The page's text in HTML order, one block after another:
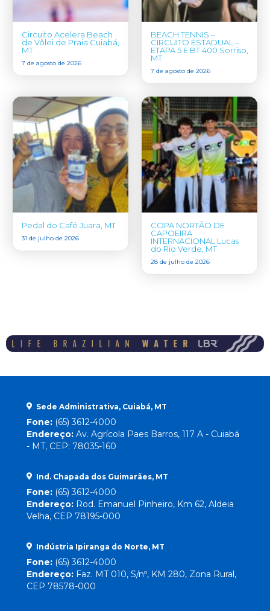
Circuito Acelera Beach
de Vôlei de Praia Cuiabá,
MT
7 de agosto de 2026
BEACH TENNIS –
CIRCUITO ESTADUAL –
ETAPA 5 E BT 400 Sorriso,
MT
7 de agosto de 2026
Pedal do Café Juara, MT
31 de julho de 2026
COPA NORTÃO DE
CAPOEIRA
INTERNACIONAL Lucas
do Rio Verde, MT
28 de julho de 2026
Sede Administrativa, Cuiabá, MT
Fone: (65) 3612-4000
Endereço: Av. Agrícola Paes Barros, 117 A - Cuiabá
- MT, CEP: 78035-160
Ind. Chapada dos Guimarães, MT
Fone: (65) 3612-4000
Endereço: Rod. Emanuel Pinheiro, Km 62, Aldeia
Velha, CEP 78195-000
Indústria Ipiranga do Norte, MT
Fone: (65) 3612-4000
Endereço: Faz. MT 010, S/nº, KM 280, Zona Rural,
CEP 78578-000